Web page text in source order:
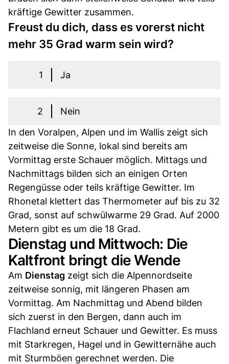
kräftige Gewitter zusammen.
Freust du dich, dass es vorerst nicht
mehr 35 Grad warm sein wird?
1 Ja
2
Nein
In den Voralpen, Alpen und im Wallis zeigt sich
zeitweise die Sonne, lokal sind bereits am
Vormittag erste Schauer möglich. Mittags und
Nachmittags bilden sich an einigen Orten
Regengüsse oder teils kräftige Gewitter. Im
Rhonetal klettert das Thermometer auf bis zu 32
Grad, sonst auf schwülwarme 29 Grad. Auf 2000
Metern gibt es um die 18 Grad.
Dienstag und Mittwoch: Die
Kaltfront bringt die Wende
Am Dienstag zeigt sich die Alpennordseite
zeitweise sonnig, mit längeren Phasen am
Vormittag. Am Nachmittag und Abend bilden
sich zuerst in den Bergen, dann auch im
Flachland erneut Schauer und Gewitter. Es muss
mit Starkregen, Hagel und in Gewitternähe auch
mit Sturmböen gerechnet werden. Die